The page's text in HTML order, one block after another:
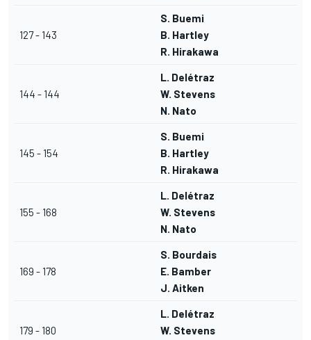
127 - 143
S. Buemi
B. Hartley
R. Hirakawa
144 - 144
L. Delétraz
W. Stevens
N. Nato
145 - 154
S. Buemi
B. Hartley
R. Hirakawa
155 - 168
L. Delétraz
W. Stevens
N. Nato
169 - 178
S. Bourdais
E. Bamber
J. Aitken
179 - 180
L. Delétraz
W. Stevens